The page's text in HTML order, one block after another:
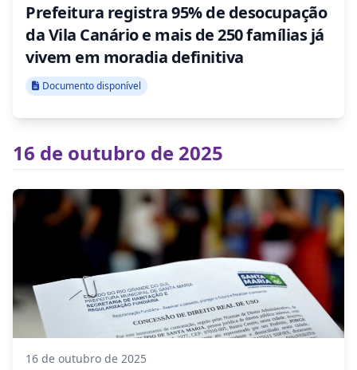
Prefeitura registra 95% de desocupação
da Vila Canário e mais de 250 famílias já
vivem em moradia definitiva
Documento disponível
16 de outubro de 2025
16 de outubro de 2025